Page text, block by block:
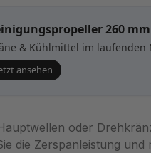
260
& Kühlmittel im laufenden
ansehen
oder
die Zerspanleistung